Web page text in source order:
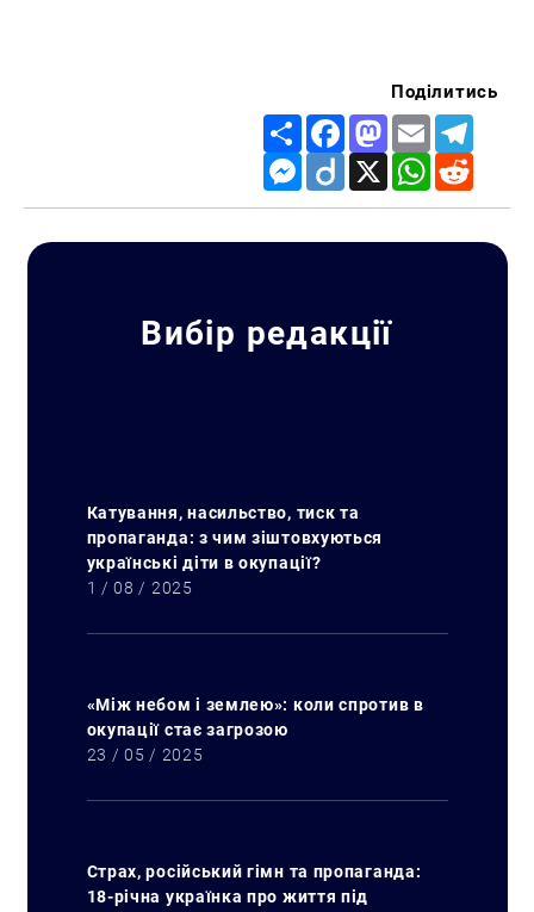
Поділитись
Share FacebookMastodon
Email
Messenger
Diigo X WhatsApp
Вибір редакції
Катування, насильство, тиск та
пропаганда: з чим зіштовхуються
українські діти в окупації?
1 / 08 / 2025
«Між небом і землею»: коли спротив в
окупації стає загрозою
23 / 05 / 2025
Страх, російський гімн та пропаганда:
18-річна українка про життя під